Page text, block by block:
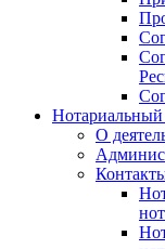
Нотариальный
О